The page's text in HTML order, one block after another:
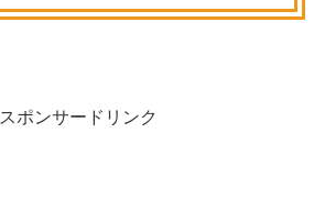
スポンサードリンク